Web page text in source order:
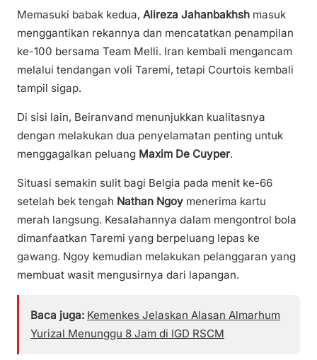
Memasuki babak kedua, Alireza Jahanbakhsh masuk
menggantikan rekannya dan mencatatkan penampilan
ke-100 bersama Team Melli. Iran kembali mengancam
melalui tendangan voli Taremi, tetapi Courtois kembali
tampil sigap.
Di sisi lain, Beiranvand menunjukkan kualitasnya
dengan melakukan dua penyelamatan penting untuk
menggagalkan peluang Maxim De Cuyper.
Situasi semakin sulit bagi Belgia pada menit ke-66
setelah bek tengah Nathan Ngoy menerima kartu
merah langsung. Kesalahannya dalam mengontrol bola
dimanfaatkan Taremi yang berpeluang lepas ke
gawang. Ngoy kemudian melakukan pelanggaran yang
membuat wasit mengusirnya dari lapangan.
Baca juga: Kemenkes Jelaskan Alasan Almarhum
Yurizal Menunggu 8 Jam di IGD RSCM